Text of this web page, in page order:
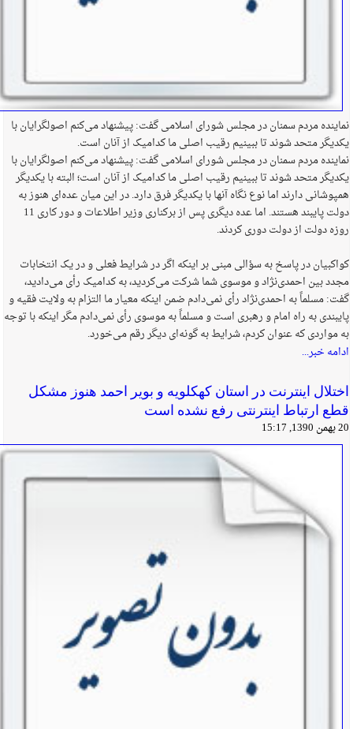
نماینده مردم سمنان در مجلس شورای اسلامی گفت: پیشنهاد می‌کنم اصولگرایان با
یکدیگر متحد شوند تا ببینیم رقیب اصلی ما کدامیک از آنان است.
نماینده مردم سمنان در مجلس شورای اسلامی گفت: پیشنهاد می‌کنم اصولگرایان با
یکدیگر متحد شوند تا ببینیم رقیب اصلی ما کدامیک از آنان است؛ البته با یکدیگر
همپوشانی دارند اما نوع نگاه آنها با یکدیگر فرق دارد. در این میان عده‌ای هنوز به
دولت پایبند هستند. اما عده دیگری پس از برکناری وزیر اطلاعات و دور کاری 11
روزه دولت از دولت دوری کردند.
کواکبیان در پاسخ به سؤالی مبنی بر اینکه اگر در شرایط فعلی و در یک انتخابات
مجدد بین احمدی‌نژاد و موسوی شما شرکت می‌کردید، به کدامیک رأی می‌دادید،
گفت: مسلماً به احمدی‌نژاد رأی نمی‌دادم ضمن اینکه معیار ما التزام به ولایت فقیه و
پایبندی به راه امام و رهبری است و مسلماً به موسوی رأی نمی‌دادم مگر اینکه با توجه
به مواردی که عنوان کردم، شرایط به گونه‌ای دیگر رقم می‌خورد.
ادامه خبر...
اختلال اینترنت در استان كهكلویه و بویر احمد هنوز مشكل
قطع ارتباط اینترنتی رفع نشده است
20 بهمن 1390, 15:17